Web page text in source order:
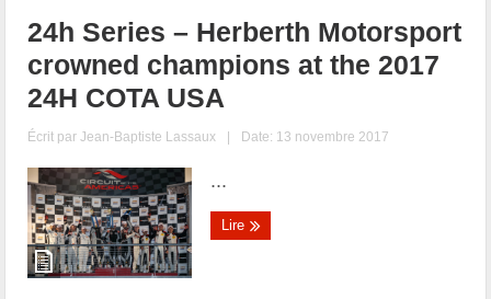
24h Series – Herberth Motorsport
crowned champions at the 2017
24H COTA USA
Écrit parJean-Baptiste Lassaux | Date: 13 novembre 2017
...
Lire